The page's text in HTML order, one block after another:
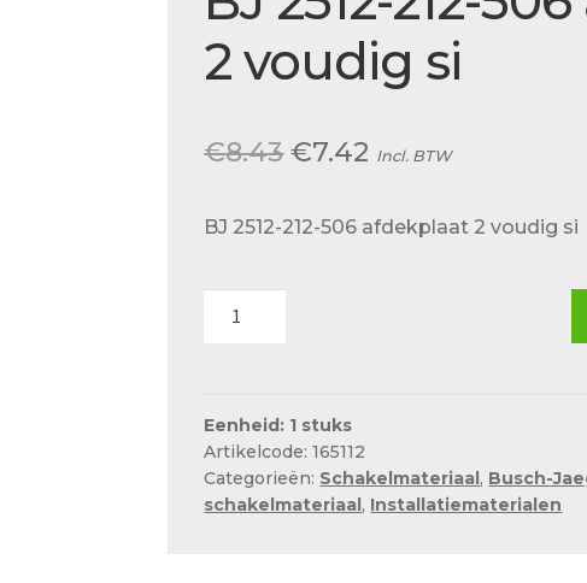
2 voudig si
€8.43Oorspronkelijke
was:
€7.42 Huidige
is:
Incl. BTW
BJ 2512-212-506 afdekplaat 2 voudig si
afdekplaat
2
voudig
si
Eenheid: 1 stuks
Artikelcode: 165112
Categorieën: Schakelmateriaal, Busch-
schakelmateriaal, Installatiematerialen